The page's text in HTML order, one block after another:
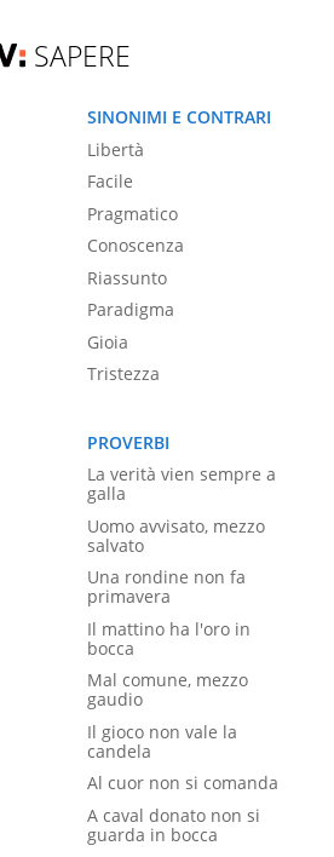
SAPERE
SINONIMI E CONTRARI
Libertà
Facile
Pragmatico
Conoscenza
Riassunto
Paradigma
Gioia
Tristezza
PROVERBI
La verità vien sempre a
galla
Uomo avvisato, mezzo
salvato
Una rondine non fa
primavera
Il mattino ha l'oro in
bocca
Mal comune, mezzo
gaudio
Il gioco non vale la
candela
Al cuor non si comanda
A caval donato non si
guarda in bocca